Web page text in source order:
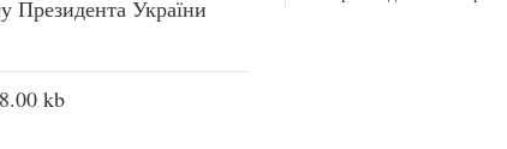
Президента України
kb